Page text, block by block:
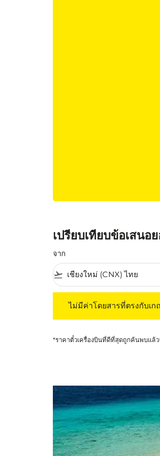
เปรียบเทียบข้อเสน
จาก
flight_takeoff
ไม่มีค่าโดยสารที่ตรงกับเ
*ราคาตั๋วเครื่องบินที่ดีที่สุดถูกค้นพบแล้